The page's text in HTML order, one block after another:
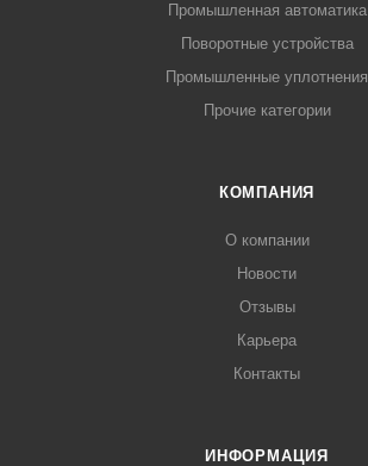
Промышленная автоматика
Поворотные устройства
Промышленные уплотнения
Прочие категории
КОМПАНИЯ
О компании
Новости
Отзывы
Карьера
Контакты
ИНФОРМАЦИЯ